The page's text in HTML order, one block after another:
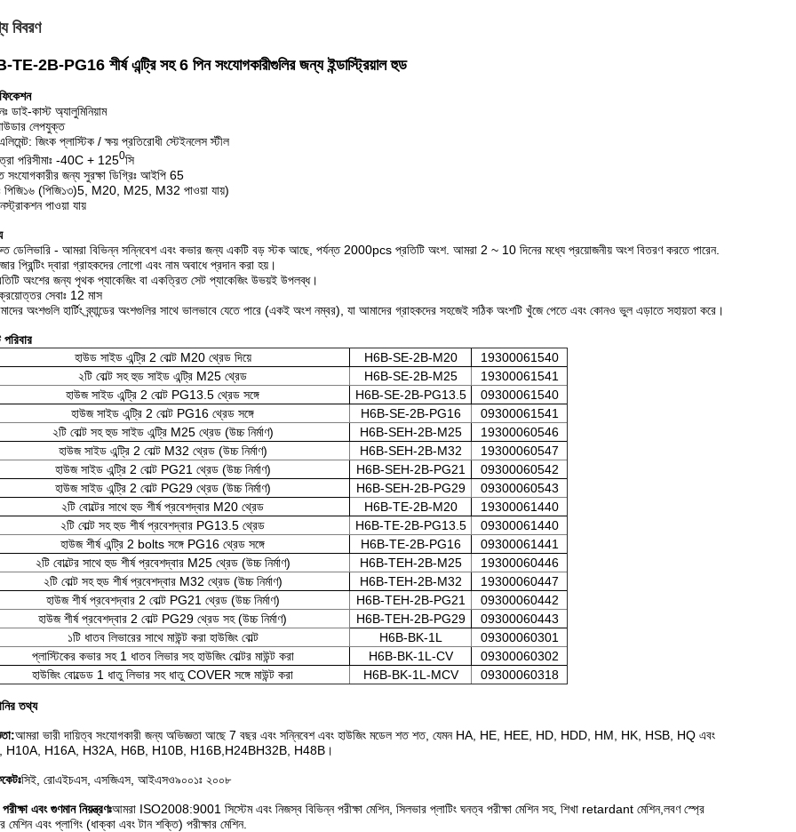
বিবরণ
TE-2B-PG16 শীর্ষ এন্ট্রি সহ 6 পিন সংযোগকারীগুলির জন্য ইন্ডাস্ট্রিয়াল হুড
ডাই-কাস্ট অ্যালুমিনিয়াম
লেপযুক্ত
জিংক প্লাস্টিক / ক্ষয় প্রতিরোধী স্টেইনলেস স্টীল
পরিসীমাঃ -40C + 1250সি
সংযোগকারীর জন্য সুরক্ষা ডিগ্রিঃ আইপি 65
পিজি১৬ (পিজি১৩)5, M20, M25, M32 পাওয়া যায়)
পাওয়া যায়
ডেলিভারি - আমরা বিভিন্ন সন্নিবেশ এবং কভার জন্য একটি বড় স্টক আছে, পর্যন্ত 2000pcs প্রতিটি অংশ. আমরা 2 ~ 10 দিনের মধ্যে প্রয়োজনীয় অংশ বিতরণ করতে পারেন.
প্রিন্টিং দ্বারা গ্রাহকদের লোগো এবং নাম অবাধে প্রদান করা হয়।
অংশের জন্য পৃথক প্যাকেজিং বা একত্রিত সেট প্যাকেজিং উভয়ই উপলব্ধ।
সেবাঃ 12 মাস
অংশগুলি হার্টিং ব্র্যান্ডের অংশগুলির সাথে ভালভাবে যেতে পারে (একই অংশ নম্বর), যা আমাদের গ্রাহকদের সহজেই সঠিক অংশটি খুঁজে পেতে এবং কোনও ভুল এড়াতে সহায়তা করে।
পরিবার
হাউড সাইড এন্ট্রি 2 বোল্ট M20 থ্রেড দিয়ে
H6B-SE-2B-M20
19300061540
২টি বোল্ট সহ হুড সাইড এন্ট্রি M25 থ্রেড
H6B-SE-2B-M25
19300061541
হাউজ সাইড এন্ট্রি 2 বোল্ট PG13.5 থ্রেড সঙ্গে
H6B-SE-2B-PG13.5
09300061540
হাউজ সাইড এন্ট্রি 2 বোল্ট PG16 থ্রেড সঙ্গে
H6B-SE-2B-PG16
09300061541
২টি বোল্ট সহ হুড সাইড এন্ট্রি M25 থ্রেড (উচ্চ নির্মাণ)
H6B-SEH-2B-M25
19300060546
হাউজ সাইড এন্ট্রি 2 বোল্ট M32 থ্রেড (উচ্চ নির্মাণ)
H6B-SEH-2B-M32
19300060547
হাউজ সাইড এন্ট্রি 2 বোল্ট PG21 থ্রেড (উচ্চ নির্মাণ)
H6B-SEH-2B-PG21
09300060542
হাউজ সাইড এন্ট্রি 2 বোল্ট PG29 থ্রেড (উচ্চ নির্মাণ)
H6B-SEH-2B-PG29
09300060543
২টি বোল্টের সাথে হুড শীর্ষ প্রবেশদ্বার M20 থ্রেড
H6B-TE-2B-M20
19300061440
২টি বোল্ট সহ হুড শীর্ষ প্রবেশদ্বার PG13.5 থ্রেড
H6B-TE-2B-PG13.5
09300061440
হাউজ শীর্ষ এন্ট্রি 2 bolts সঙ্গে PG16 থ্রেড সঙ্গে
H6B-TE-2B-PG16
09300061441
২টি বোল্টের সাথে হুড শীর্ষ প্রবেশদ্বার M25 থ্রেড (উচ্চ নির্মাণ)
H6B-TEH-2B-M25
19300060446
২টি বোল্ট সহ হুড শীর্ষ প্রবেশদ্বার M32 থ্রেড (উচ্চ নির্মাণ)
H6B-TEH-2B-M32
19300060447
হাউজ শীর্ষ প্রবেশদ্বার 2 বোল্ট PG21 থ্রেড (উচ্চ নির্মাণ)
H6B-TEH-2B-PG21
09300060442
হাউজ শীর্ষ প্রবেশদ্বার 2 বোল্ট PG29 থ্রেড সহ (উচ্চ নির্মাণ)
H6B-TEH-2B-PG29
09300060443
১টি ধাতব লিভারের সাথে মাউন্ট করা হাউজিং বোল্ট
H6B-BK-1L
09300060301
প্লাস্টিকের কভার সহ 1 ধাতব লিভার সহ হাউজিং বোল্টর মাউন্ট করা
H6B-BK-1L-CV
09300060302
হাউজিং বোল্ডেড 1 ধাতু লিভার সহ ধাতু COVER সঙ্গে মাউন্ট করা
H6B-BK-1L-MCV 09300060318
তথ্য
আমরা ভারী দায়িত্ব সংযোগকারী জন্য অভিজ্ঞতা আছে 7 বছর এবং সন্নিবেশ এবং হাউজিং মডেল শত শত, যেমন HA, HE, HEE, HD, HDD, HM, HK, HSB, HQ এবং
H10A, H16A, H32A, H6B, H10B, H16B,H24BH32B, H48B।
সিই, রোএইচএস, এসজিএস, আইএসও৯০০১ঃ ২০০৮
এবং গুণমান নিয়ন্ত্রণঃআমরা ISO2008:9001 সিস্টেম এবং নিজস্ব বিভিন্ন পরীক্ষা মেশিন, সিলভার প্লাটিং ঘনত্ব পরীক্ষা মেশিন সহ, শিখা retardant মেশিন,লবণ স্প্রে
মেশিন এবং প্লাগিং (ধাক্কা এবং টান শক্তি) পরীক্ষার মেশিন.